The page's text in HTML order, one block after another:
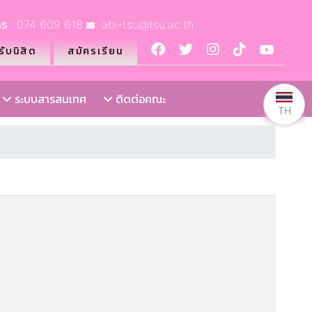
: 074 609 618 abi-tsu@tsu.ac.th
บนิสิต สมัครเรียน
ระบบสารสนเทศ ติดต่อคณะ
TH